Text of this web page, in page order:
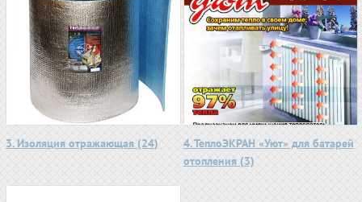
3. Изоляция отражающая (24)
4. ТеплоЭКРАН «Уют» для батарей
отопления (3)